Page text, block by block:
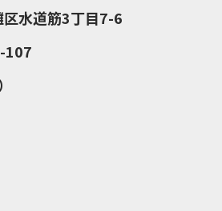
水道筋3丁目7-6
107